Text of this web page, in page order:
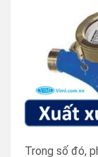
Trong số đó,